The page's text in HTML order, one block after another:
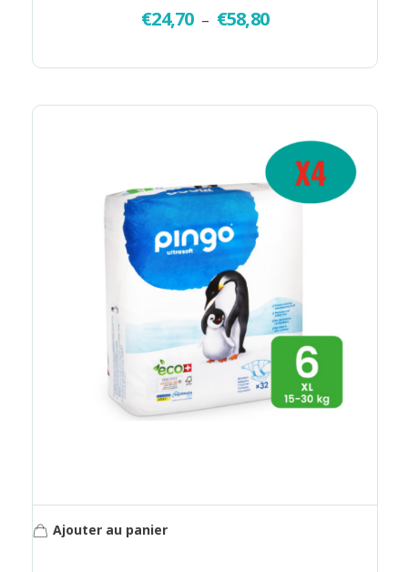
€24,70 – €58,80
Ajouter au panier